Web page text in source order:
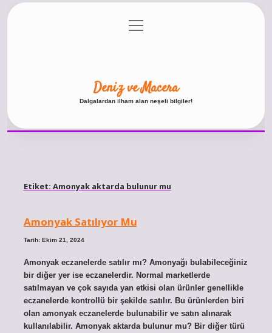
Gizlilik Politikası
menüyü
aç
Deniz ve Macera
Dalgalardan ilham alan neşeli bilgiler!
Etiket: Amonyak aktarda bulunur mu
Amonyak Satılıyor Mu
Tarih: Ekim 21, 2024
Amonyak eczanelerde satılır mı? Amonyağı bulabileceğiniz
bir diğer yer ise eczanelerdir. Normal marketlerde
satılmayan ve çok sayıda yan etkisi olan ürünler genellikle
eczanelerde kontrollü bir şekilde satılır. Bu ürünlerden biri
olan amonyak eczanelerde bulunabilir ve satın alınarak
kullanılabilir. Amonyak aktarda bulunur mu? Bir diğer türü